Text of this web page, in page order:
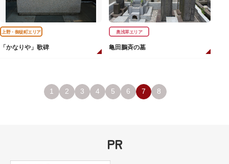
上野・御徒町エリア
「かなりや」歌碑
奥浅草エリア
亀田鵬斉の墓
1 2 3 4 5 6 7 8
PR